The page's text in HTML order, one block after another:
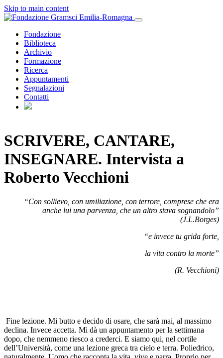
Skip to main content
Fondazione
Biblioteca
Archivio
Formazione
Ricerca
Appuntamenti
Segnalazioni
Contatti
SCRIVERE, CANTARE,
INSEGNARE. Intervista a
Roberto Vecchioni
“Con sollievo, con umiliazione, con terrore, comprese che era
anche lui una parvenza, che un altro stava sognandolo”
(J.L.Borges)
“e invece tu grida forte,
la vita contro la morte”
(R. Vecchioni)
Fine lezione. Mi butto e decido di osare, che sarà mai, al massimo
declina. Invece accetta. Mi dà un appuntamento per la settimana
dopo, che nemmeno riesco a crederci. E siamo qui, nel cortile
dell’Università, come una lezione greca tra cielo e terra. Poliedrico,